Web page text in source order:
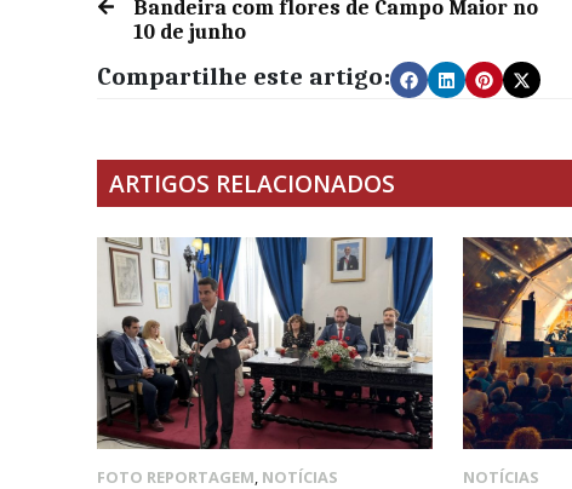
Bandeira com flores de Campo Maior no
10 de junho
Compartilhe este artigo:
ARTIGOS RELACIONADOS
FOTO REPORTAGEM, NOTÍCIAS NOTÍCIAS